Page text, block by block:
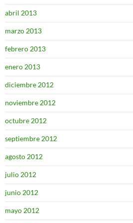
abril 2013
marzo 2013
febrero 2013
enero 2013
diciembre 2012
noviembre 2012
octubre 2012
septiembre 2012
agosto 2012
julio 2012
junio 2012
mayo 2012